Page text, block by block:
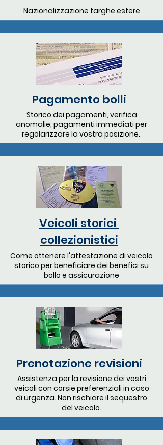
Nazionalizzazione targhe estere
Pagamento bolli
Storico dei pagamenti, verifica
anomalie, pagamenti immediati per
regolarizzare la vostra posizione.
Veicoli storici
collezionistici
Come ottenere l'attestazione di veicolo
storico per beneficiare dei benefici su
bollo e assicurazione
Prenotazione revisioni
Assistenza per la revisione dei vostri
veicoli con corsie preferenziali in caso
di urgenza. Non rischiare il sequestro
del veicolo.